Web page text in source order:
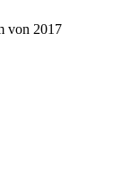
von 2017